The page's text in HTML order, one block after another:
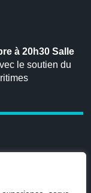
à 20h30 Salle
le soutien du